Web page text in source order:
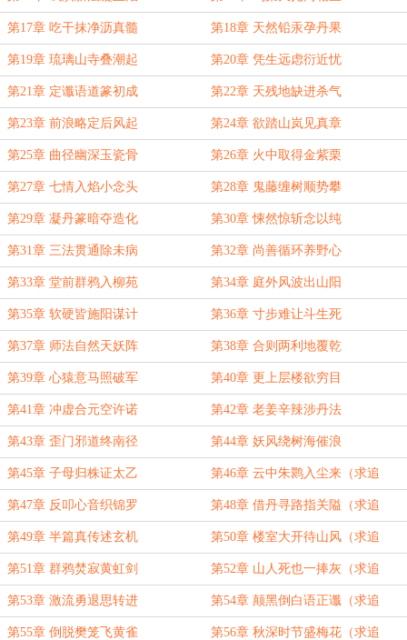
第17章 吃干抹净沥真髓 第18章 天然铅汞孕丹果
第19章 琉璃山寺叠潮起 第20章 凭生远虑衍近忧
第21章 定谶语道篆初成 第22章 天残地缺进杀气
第23章 前浪略定后风起 第24章 欲踏山岚见真章
第25章 曲径幽深玉瓷骨 第26章 火中取得金紫栗
第27章 七情入焰小念头 第28章 鬼藤缠树顺势攀
第29章 凝丹篆暗夺造化 第30章 悚然惊斩念以纯
第31章 三法贯通除未病 第32章 尚善循环养野心
第33章 堂前群鸦入柳苑 第34章 庭外风波出山阳
第35章 软硬皆施阳谋计 第36章 寸步难让斗生死
第37章 师法自然天妖阵 第38章 合则两利地覆乾
第39章 心猿意马照破军 第40章 更上层楼欲穷目
第41章 冲虚合元空许诺 第42章 老姜辛辣涉丹法
第43章 歪门邪道终南径 第44章 妖风绕树海催浪
第45章 子母归株证太乙 第46章 云中朱鹮入尘来（求追
读！）
第47章 反叩心音织锦罗 第48章 借丹寻路指关隘（求追
读！）
第49章 半篇真传述玄机 第50章 楼室大开待山风（求追
读！）
第51章 群鸦焚寂黄虹剑 第52章 山人死也一捧灰（求追
读！）
第53章 激流勇退思转进 第54章 颠黑倒白语正谶（求追
读！）
第55章 倒脱樊笼飞黄雀 第56章 秋深时节盛梅花（求追